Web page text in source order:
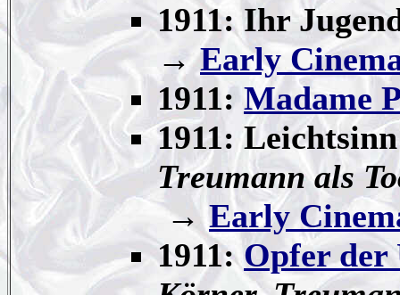
1911: Ihr
→Early
1911: Madame
1911:
Treumannals
→Early
1911:Opfer der